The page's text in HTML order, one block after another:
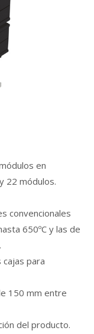
en
22 módulos.
convencionales
650ºC y las de
para
150 mm entre
del producto.